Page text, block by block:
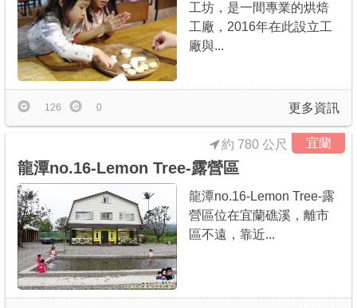
工坊，是一間專業的烘焙
工廠，2016年在此設立工
廠與...
更多資訊
126 0
宜蘭
龍潭no.16-Lemon Tree-露營區
約 780 公尺
龍潭no.16-Lemon Tree-露
營區位在宜蘭礁溪，離市
區不遠，靠近...